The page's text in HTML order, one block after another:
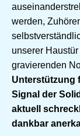
werden,
unserer
gravierenden
Unterstützung
Signal der
aktuell
dankbar